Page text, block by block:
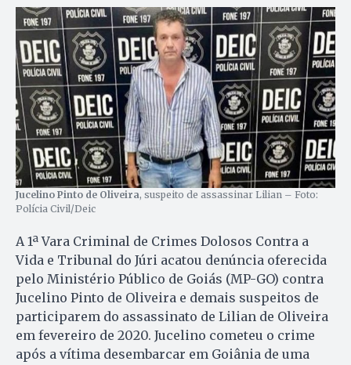
Jucelino Pinto de Oliveira, suspeito de assassinar Lilian – Foto:
Polícia Civil/Deic
A 1ª Vara Criminal de Crimes Dolosos Contra a
Vida e Tribunal do Júri acatou denúncia oferecida
pelo Ministério Público de Goiás (MP-GO) contra
Jucelino Pinto de Oliveira e demais suspeitos de
participarem do assassinato de Lilian de Oliveira
em fevereiro de 2020. Jucelino cometeu o crime
após a vítima desembarcar em Goiânia de uma